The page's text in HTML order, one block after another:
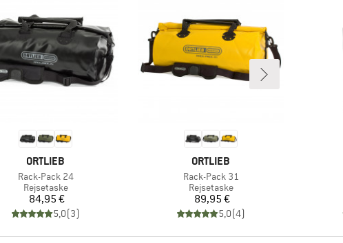
MÆRKE
ORTLIEB
Artikel
Rack-Pack 24
Produktgruppe
Rejsetaske
Pris
84,95 €
5,0(3)
MÆRKE
ORTLIEB
Artikel
Rack-Pack 31
Produktgruppe
Rejsetaske
Pris
89,95 €
5,0(4)